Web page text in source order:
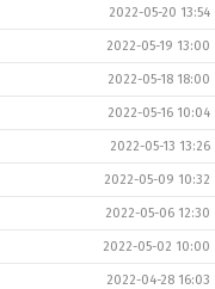
2022-05-20 13:54
2022-05-19 13:00
2022-05-18 18:00
2022-05-16 10:04
2022-05-13 13:26
2022-05-09 10:32
2022-05-06 12:30
2022-05-02 10:00
2022-04-28 16:03